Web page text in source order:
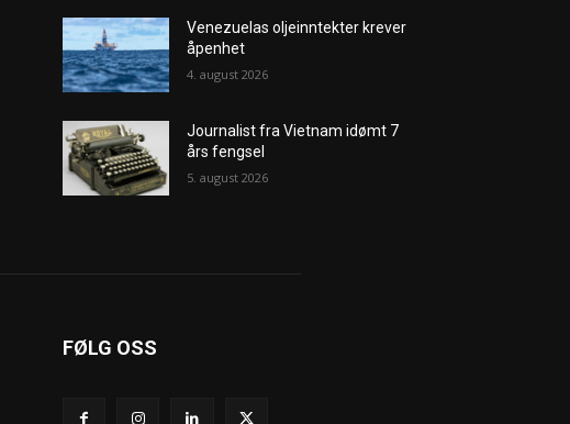
Venezuelas oljeinntekter krever
åpenhet
4. august 2026
Journalist fra Vietnam idømt 7
års fengsel
5. august 2026
FØLG OSS